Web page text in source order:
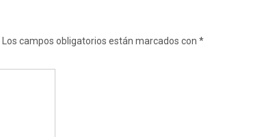
Los campos obligatorios están marcados con *